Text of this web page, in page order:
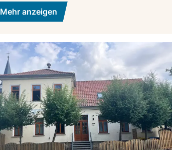
Mehr anzeigen